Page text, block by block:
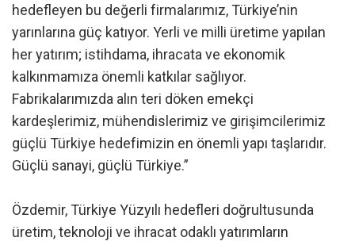
hedefleyen bu değerli firmalarımız, Türkiye’nin
yarınlarına güç katıyor. Yerli ve milli üretime yapılan
her yatırım; istihdama, ihracata ve ekonomik
kalkınmamıza önemli katkılar sağlıyor.
Fabrikalarımızda alın teri döken emekçi
kardeşlerimiz, mühendislerimiz ve girişimcilerimiz
güçlü Türkiye hedefimizin en önemli yapı taşlarıdır.
Güçlü sanayi, güçlü Türkiye.”
Özdemir, Türkiye Yüzyılı hedefleri doğrultusunda
üretim, teknoloji ve ihracat odaklı yatırımların